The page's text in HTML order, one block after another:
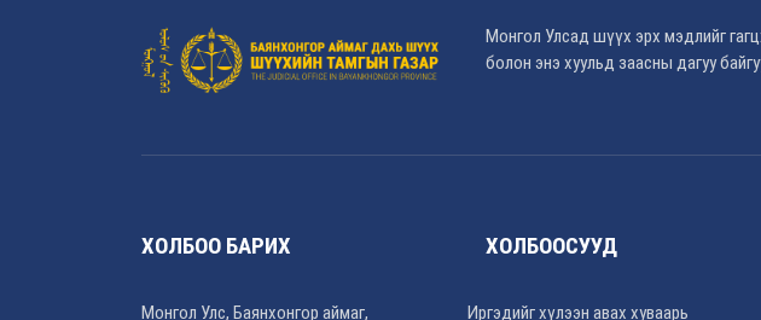
Монгол Улсад шүүх эрх мэдлийг
болон энэ хуульд заасны дагуу
ХОЛБОО БАРИХ
Монгол Улс, Баянхонгор аймаг,
ХОЛБООСУУД
Иргэдийг хүлээн авах хуваарь